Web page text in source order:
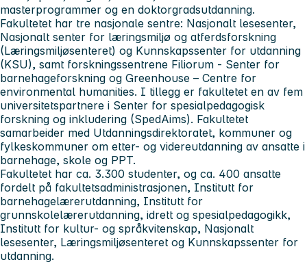
masterprogrammer og en doktorgradsutdanning.
Fakultetet har tre nasjonale sentre: Nasjonalt lesesenter,
Nasjonalt senter for læringsmiljø og atferdsforskning
(Læringsmiljøsenteret) og Kunnskapssenter for utdanning
(KSU), samt forskningssentrene Filiorum - Senter for
barnehageforskning og Greenhouse – Centre for
environmental humanities. I tillegg er fakultetet en av fem
universitetspartnere i Senter for spesialpedagogisk
forskning og inkludering (SpedAims). Fakultetet
samarbeider med Utdanningsdirektoratet, kommuner og
fylkeskommuner om etter- og videreutdanning av ansatte i
barnehage, skole og PPT.
Fakultetet har ca. 3.300 studenter, og ca. 400 ansatte
fordelt på fakultetsadministrasjonen, Institutt for
barnehagelærerutdanning, Institutt for
grunnskolelærerutdanning, idrett og spesialpedagogikk,
Institutt for kultur- og språkvitenskap, Nasjonalt
lesesenter, Læringsmiljøsenteret og Kunnskapssenter for
utdanning.